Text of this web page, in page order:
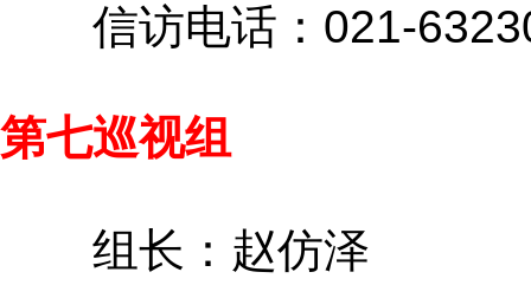
信访电话：021-
第七巡视组
组长：赵仿泽